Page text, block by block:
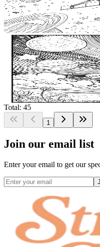
宙塗り絵ページ、銀河
っている、宇宙望遠鏡
プリント塗り絵ページ
$ 0.99
Add to wishlist
銀河の夢 宇宙アート
ブック、女性向け宇
のぬりえ印刷用、無
0.99
Total: 45
1
Join our email list
Enter your email to get our